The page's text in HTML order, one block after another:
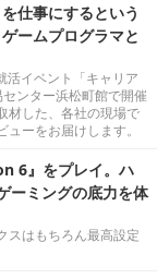
仕事にするという
ームプログラマと
イベント「キャリア
ンター浜松町館で開催
材した、各社の現場で
ーをお届けします。
6』をプレイ。ハ
ーミングの底力を体
スはもちろん最高設定